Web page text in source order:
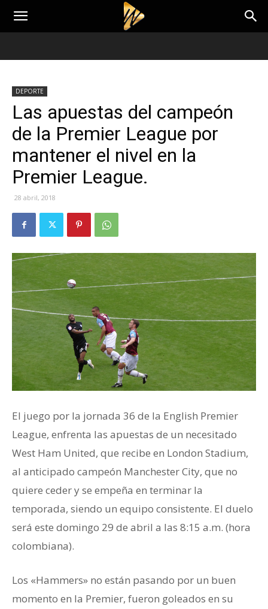
DEPORTE
Las apuestas del campeón
de la Premier League por
mantener el nivel en la
Premier League.
28 abril, 2018
El juego por la jornada 36 de la English Premier
League, enfrenta las apuestas de un necesitado
West Ham United, que recibe en London Stadium,
al anticipado campeón Manchester City, que no
quiere ceder y se empeña en terminar la
temporada, siendo un equipo consistente. El duelo
será este domingo 29 de abril a las 8:15 a.m. (hora
colombiana).
Los «Hammers» no están pasando por un buen
momento en la Premier, fueron goleados en su